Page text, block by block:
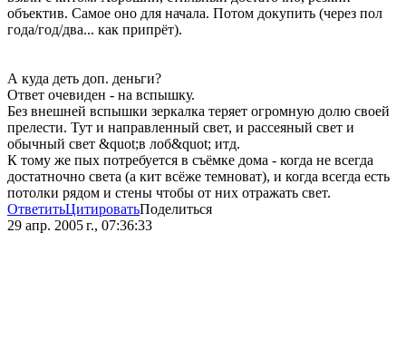
объектив. Самое оно для начала. Потом докупить (через пол
года/год/два... как припрёт).
А куда деть доп. деньги?
Ответ очевиден - на вспышку.
Без внешней вспышки зеркалка теряет огромную долю своей
прелести. Тут и направленный свет, и рассеяный свет и
обычный свет &quot;в лоб&quot; итд.
К тому же пых потребуется в съёмке дома - когда не всегда
достатночно света (а кит всёже темноват), и когда всегда есть
потолки рядом и стены чтобы от них отражать свет.
ОтветитьЦитироватьПоделиться
29 апр. 2005 г., 07:36:33